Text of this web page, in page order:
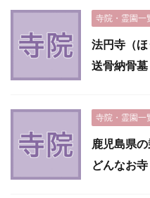
寺院・霊園一
法円寺（
送骨納骨
寺院・霊園一
鹿児島県
どんなお